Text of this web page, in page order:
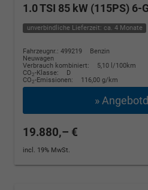
1.0 TSI 85 kW (115PS) 6-
unverbindliche Lieferzeit: ca. 4 Monate
Fahrzeugnr.: 499219
Benzin
Neuwagen
Verbrauch kombiniert:
5,10 l/100km
CO2-Klasse:
D
CO2-Emissionen: 116,00 g/km
»
19.880,– €
incl. 19% MwSt.